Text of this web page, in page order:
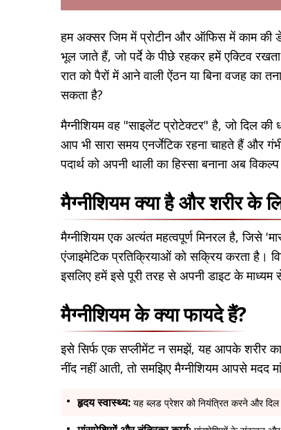
हम अक्सर जिम में प्रोटीन और ऑफिस में काम की
भूल जाते हैं, जो पर्दे के पीछे रहकर हमें एक्टिव
रात को पैरों में आने वाली ऐंठन या बिना वजह का
सकता है?
मैग्नीशियम वह "साइलेंट प्रोटेक्टर" है, जो दिल
आप भी सारा समय एनर्जेटिक रहना चाहते हैं और
पदार्थ को अपनी थाली का हिस्सा बनाना अब
मैग्नीशियम क्या है और शरीर के
मैग्नीशियम एक अत्यंत महत्वपूर्ण मिनरल है, जिसे
एंजाइमेटिक प्रतिक्रियाओं को सक्रिय करता है।
इसलिए हमें इसे पूरी तरह से अपनी डाइट के माध्यम से
मैग्नीशियम के क्या फायदे हैं?
इसे सिर्फ एक सप्लीमेंट न समझें, यह आपके शरीर
नींद नहीं आती, तो समझिए मैग्नीशियम आपसे मदद
हृदय स्वास्थ्य: यह ब्लड प्रेशर को नियंत्रित करने और